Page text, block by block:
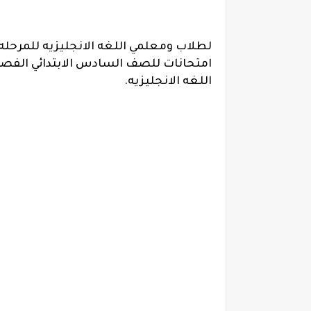
لطلاب ومعلمي اللغه الانجليزيه
اللغه الانجليزيه.